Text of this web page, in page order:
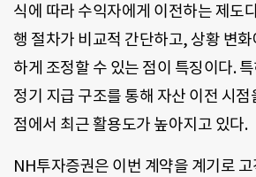
식에 따라 수익자에게 이전하는 제도
행 절차가 비교적 간단하고, 상황 변
하게 조정할 수 있는 점이 특징이다.
정기 지급 구조를 통해 자산 이전 시
점에서 최근 활용도가 높아지고 있다.
NH투자증권은 이번 계약을 계기로